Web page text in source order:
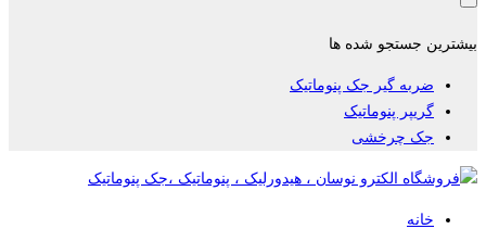
بیشترین جستجو شده ها
ضربه گیر جک پنوماتیک
گریپر پنوماتیک
جک چرخشی
خانه